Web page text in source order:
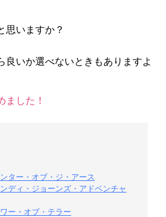
思いますか？
良いか選べないときもありますよ
ました！
ター・オブ・ジ・アース
ディ・ジョーンズ・アドベンチャ
ー・オブ・テラー